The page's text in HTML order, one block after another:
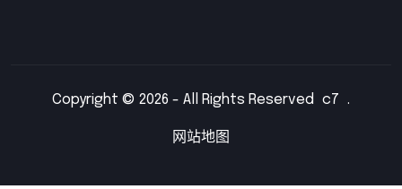
Copyright © 2026 - All Rights Reserved c7 .
网站地图